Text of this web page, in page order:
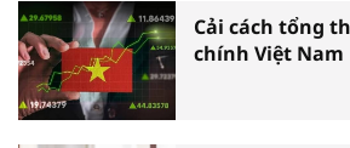
Cải cách tổng
chính Việt Nam